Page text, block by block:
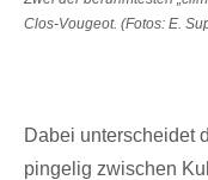
Clos-Vougeot. (Fotos: E.
Dabei unterscheidet
pingelig zwischen